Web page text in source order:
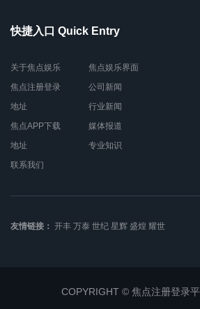
快捷入口 Quick Entry
关于焦点娱乐
焦点注册登录
地址
焦点APP下载
地址
联系我们
焦点娱乐界面
公司新闻
行业新闻
媒体报道
专业知识
友情链接： 开丰 万泰 世纪 星辉 盛煌 耀世
COPYRIGHT © 焦点注册登录